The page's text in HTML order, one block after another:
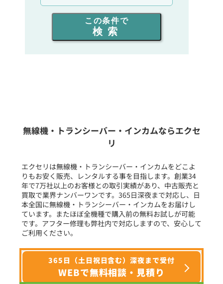
出力を選ぶ
同時通話人数を選ぶ
フリーワード入力(製品名等)
選択条件をリセット
この条件で
検索
無線機・トランシーバー・インカムならエクセ
リ
エクセリは無線機・トランシーバー・インカムをどこよ
りもお安く販売、レンタルする事を目指します。創業34
年で7万社以上のお客様との取引実績があり、中古販売と
買取で業界ナンバーワンです。365日深夜まで対応し、日
本全国に無線機・トランシーバー・インカムをお届けし
ています。またほぼ全機種で購入前の無料お試しが可能
です。アフター修理も弊社内で対応しますので、安心して
ご利用ください。
365日（土日祝日含む）深夜まで受付
WEBで無料相談・見積り